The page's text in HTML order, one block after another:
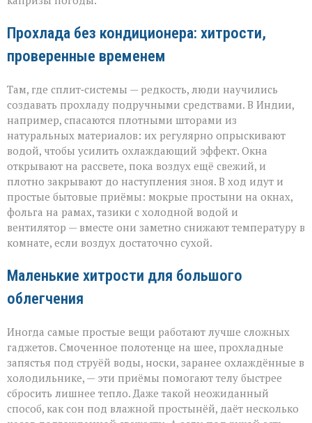
Прохлада без кондиционера: хитрости,
проверенные временем
Там, где сплит‑системы — редкость, люди научились
создавать прохладу подручными средствами. В Индии,
например, спасаются плотными шторами из
натуральных материалов: их регулярно опрыскивают
водой, чтобы усилить охлаждающий эффект. Окна
открывают на рассвете, пока воздух ещё свежий, и
плотно закрывают до наступления зноя. В ход идут и
простые бытовые приёмы: мокрые простыни на окнах,
фольга на рамах, тазики с холодной водой и
вентилятор — вместе они заметно снижают температуру в
комнате, если воздух достаточно сухой.
Маленькие хитрости для большого
облегчения
Иногда самые простые вещи работают лучше сложных
гаджетов. Смоченное полотенце на шее, прохладные
запястья под струёй воды, носки, заранее охлаждённые в
холодильнике, — эти приёмы помогают телу быстрее
сбросить лишнее тепло. Даже такой неожиданный
способ, как сон под влажной простынёй, даёт несколько